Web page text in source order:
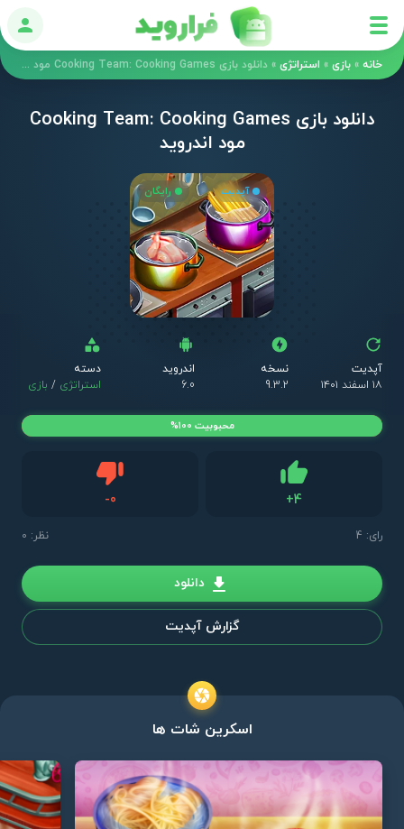
ورود
خانه » بازی » استراتژی » دانلود بازی Cooking Team: Cooking Games مود اندروید
دانلود بازی Cooking Team: Cooking Games
مود اندروید
آپدیت رایگان
آپدیت
۱۸ اسفند ۱۴۰۱
نسخه
9.3.2
اندروید
6.0
دسته
استراتژی / بازی
+4
-0دیس لایک
رای: 4 نظر: 0
محبوبیت 100%
دانلود
گزارش آپدیت
اسکرین شات ها